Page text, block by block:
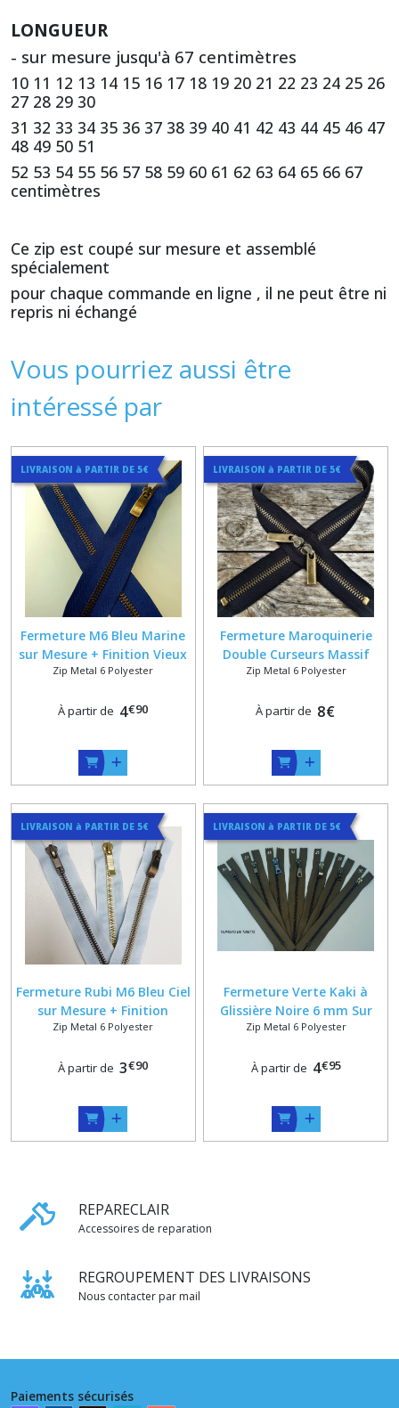
LONGUEUR
- sur mesure jusqu'à 67 centimètres
10 11 12 13 14 15 16 17 18 19 20 21 22 23 24 25 26
27 28 29 30
31 32 33 34 35 36 37 38 39 40 41 42 43 44 45 46 47
48 49 50 51
52 53 54 55 56 57 58 59 60 61 62 63 64 65 66 67
centimètres
Ce zip est coupé sur mesure et assemblé
spécialement
pour chaque commande en ligne , il ne peut être ni
repris ni échangé
Vous pourriez aussi être
intéressé par
LIVRAISON à PARTIR DE 5€
Fermeture M6 Bleu Marine
sur Mesure + Finition Vieux
Laiton
Zip Metal 6 Polyester
À partir de 4€90
LIVRAISON à PARTIR DE 5€
Fermeture Maroquinerie
Double Curseurs Massif
Bronzes Dos à Dos dans 15
Mesure
Zip Metal 6 Polyester
À partir de 8€
LIVRAISON à PARTIR DE 5€
Fermeture Rubi M6 Bleu Ciel
sur Mesure + Finition
Bronze , Vieux laiton , Or ou
Zip Metal 6 Polyester
À partir de 3€90
LIVRAISON à PARTIR DE 5€
Fermeture Verte Kaki à
Glissière Noire 6 mm Sur
Mesure Jusqu'à 50 cm
Zip Metal 6 Polyester
À partir de 4€95
REPARECLAIR
Accessoires de reparation
REGROUPEMENT DES LIVRAISONS
Nous contacter par mail
Paiements sécurisés